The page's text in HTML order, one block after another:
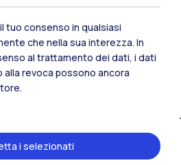
tuo consenso in qualsiasi
che nella sua interezza. In
al trattamento dei dati, i dati
revoca possono ancora
i selezionati